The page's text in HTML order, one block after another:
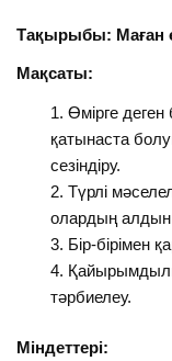
Тақырыбы: Маған
Мақсаты:
Өмірге
қатынаста
сезіндіру.
Түрлі
олардың алдын
Бір-бірімен
тәрбиелеу.
Міндеттері: